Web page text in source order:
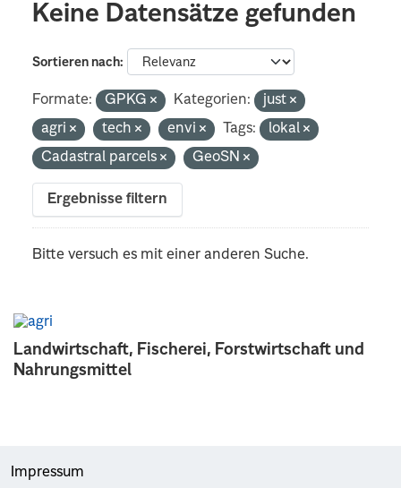
Landwirtschaft, Fischerei, Forstwirtschaft und
Nahrungsmittel
Keine Datensätze gefunden
Sortieren nach
Formate: GPKG Kategorien:
just
agri
tech envi Tags:
lokal
Cadastral parcels
GeoSN
Ergebnisse filtern
Bitte versuch es mit einer anderen Suche.
Impressum